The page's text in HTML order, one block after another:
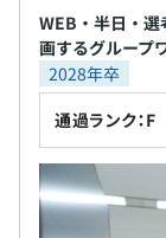
WEB・半日・
画するグループ
2028年卒
通過ランク：F